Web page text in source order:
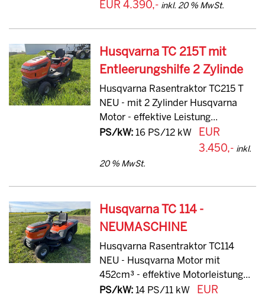
EUR 4.390,- inkl. 20 % MwSt.
Husqvarna TC 215T mit
Entleerungshilfe 2 Zylinde
Husqvarna Rasentraktor TC215 T
NEU - mit 2 Zylinder Husqvarna
Motor - effektive Leistung...
PS/kW:16 PS/12 kW
EUR
3.450,- inkl.
20 % MwSt.
Husqvarna TC 114 -
NEUMASCHINE
Husqvarna Rasentraktor TC114
NEU - Husqvarna Motor mit
452cm³ - effektive Motorleistung...
PS/kW:14 PS/11 kW
EUR